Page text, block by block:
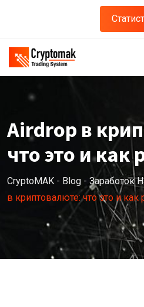
content
Airdrop в
что это и как
CryptoMAK - Blog - Заработок
в криптовалюте: что это и как